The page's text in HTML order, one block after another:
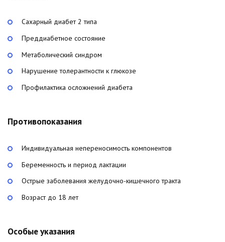
Сахарный диабет 2 типа
Преддиабетное состояние
Метаболический синдром
Нарушение толерантности к глюкозе
Профилактика осложнений диабета
Противопоказания
Индивидуальная непереносимость компонентов
Беременность и период лактации
Острые заболевания желудочно-кишечного тракта
Возраст до 18 лет
Особые указания